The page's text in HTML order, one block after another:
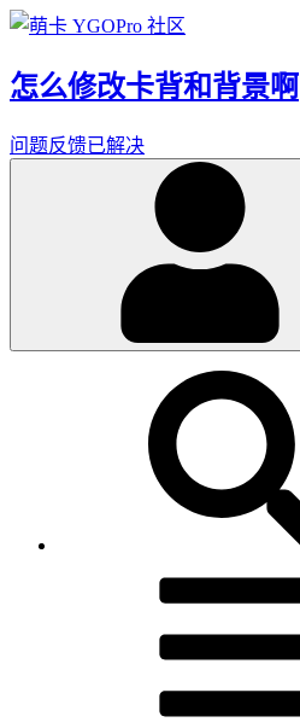
怎么修改卡背和背景啊
问题反馈已解决